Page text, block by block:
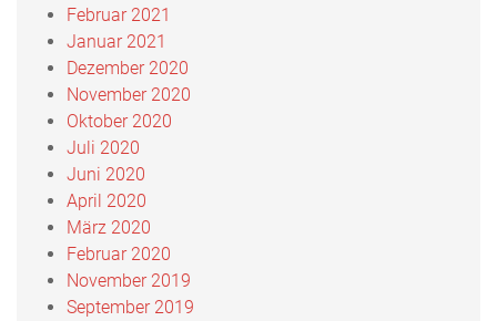
Februar 2021
Januar 2021
Dezember 2020
November 2020
Oktober 2020
Juli 2020
Juni 2020
April 2020
März 2020
Februar 2020
November 2019
September 2019